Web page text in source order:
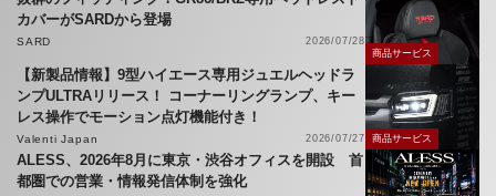
カバーがSARDから登場
SARD
2026/07/28
商品サービス
【新製品情報】9型ハイエース専用ジュエルヘッドラ
ンプULTRAリリース！ コーナーリングランプ、キー
レス操作でモーション点灯機能付き！
Valenti Japan 2026/07/27 商品サービス
ALESS、2026年8月に東京・渋谷オフィスを開設 首
都圏での営業・情報発信体制を強化